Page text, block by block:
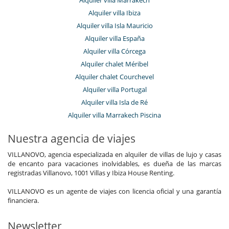
31/12/2018 - 05/01/2019
très belle rencontre et merveilleux séjour
en cette ville royale que nous (re)découvrons en famille.
Se perdre dans les ruelles du Mellah, humer les odeurs d’argan,
d’épices, négocier à l’infini ces adorables petits paniers,
bracelets, admirer au loin les montagnes du haut Atlas et bien
encore que nous n’avons pu faire…
&amp; enchanteur.
Nous sommes conquis, nous reviendrons
H F. 25/12/2018 - 31/12/2018 9.7
Alquiler villa Ibiza
Alquiler villa Isla Mauricio
Alquiler villa España
Alquiler villa Córcega
Alquiler chalet Méribel
Alquiler chalet Courchevel
Alquiler villa Portugal
Alquiler villa Isla de Ré
Alquiler villa Marrakech Piscina
Nuestra agencia de viajes
VILLANOVO, agencia especializada en alquiler de villas de lujo y casas
de encanto para vacaciones inolvidables, es dueña de las marcas
registradas Villanovo, 1001 Villas y Ibiza House Renting.
VILLANOVO es un agente de viajes con licencia oficial y una garantía
financiera.